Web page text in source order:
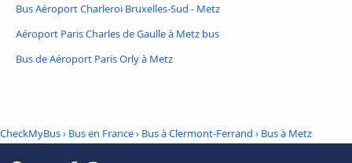
Bus Aéroport Charleroi Bruxelles-Sud - Metz
Aéroport Paris Charles de Gaulle à Metz bus
Bus de Aéroport Paris Orly à Metz
CheckMyBus› Bus en France› Bus à Clermont-Ferrand › Bus à Metz